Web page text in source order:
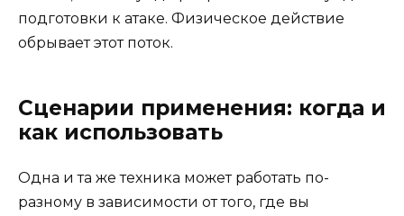
подготовки к атаке. Физическое действие
обрывает этот поток.
Сценарии применения: когда и
как использовать
Одна и та же техника может работать по-
разному в зависимости от того, где вы